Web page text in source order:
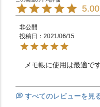
5.00
非公開
投稿日
2021/06/15
メモ帳に使
すべてのレビューを見